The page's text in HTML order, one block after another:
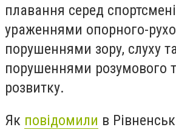
плавання серед
ураженнями опорного-
порушеннями зору, слуху
порушеннями розумового
розвитку.
Як повідомили в